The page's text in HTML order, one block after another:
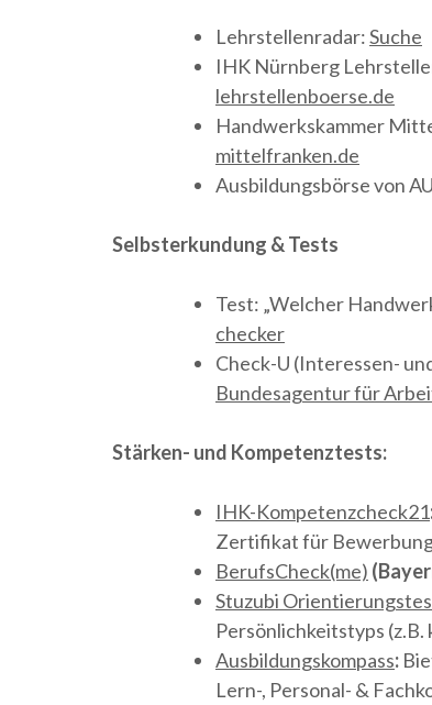
Lehrstellenradar:Suche
IHK Nürnberg
lehrstellenboerse.de
Handwerkskammer
mittelfranken.de
Ausbildungsbörse von
Selbsterkundung & Tests
Test: „Welcher
checker
Check-U (Interessen-
Bundesagentur für
Stärken- und Kompetenztests:
IHK-Kompetenzcheck21
Zertifikat für
BerufsCheck(me)
Stuzubi
Persönlichkeitstyps
Ausbildungskompass:
Lern-, Personal- &